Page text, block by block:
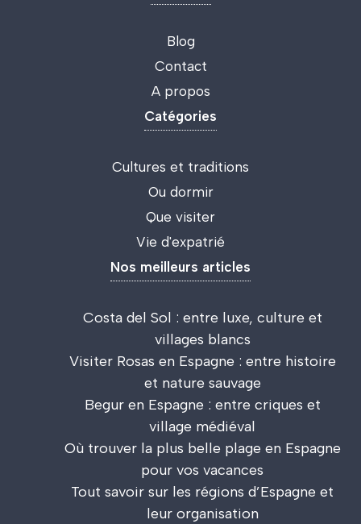
Blog
Contact
A propos
Catégories
Cultures et traditions
Ou dormir
Que visiter
Vie d'expatrié
Nos meilleurs articles
Costa del Sol : entre luxe, culture et
villages blancs
Visiter Rosas en Espagne : entre histoire
et nature sauvage
Begur en Espagne : entre criques et
village médiéval
Où trouver la plus belle plage en Espagne
pour vos vacances
Tout savoir sur les régions d’Espagne et
leur organisation